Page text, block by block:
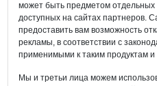
может быть предметом отдельных
доступных на сайтах партнеров.
предоставить вам возможность
рекламы, в соответствии с
применимыми к таким продуктам
Мы и третьи лица можем